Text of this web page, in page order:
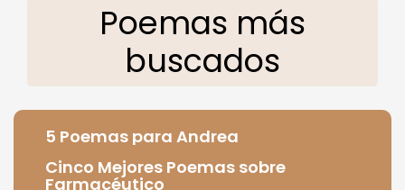
Poemas más
buscados
5 Poemas para Andrea
Cinco Mejores Poemas sobre
Farmacéutico